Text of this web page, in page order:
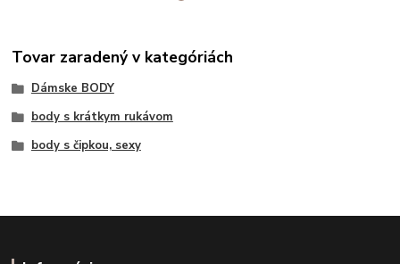
Tovar zaradený v kategóriách
Dámske BODY
body s krátkym rukávom
body s čipkou, sexy